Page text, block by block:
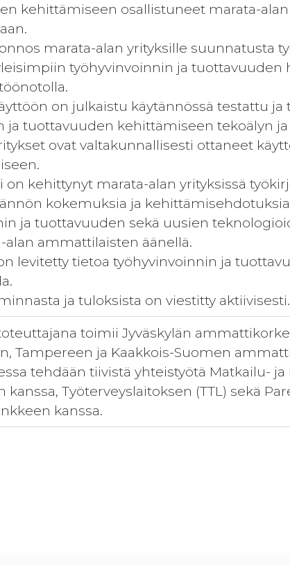
kehittämiseen osallistuneet marata-
marata-alan yrityksille suunnatusta
työhyvinvoinnin ja tuottavuuden
on julkaistu käytännössä testattu
ja tuottavuuden kehittämiseen tekoälyn
ovat valtakunnallisesti ottaneet
on kehittynyt marata-alan yrityksissä
kokemuksia ja
ja tuottavuuden sekä uusien
alan ammattilaisten äänellä.
levitetty tietoa työhyvinvoinnin ja
ja tuloksista on viestitty aktiivisesti.
toimii Jyväskylän
Tampereen ja Kaakkois-Suomen
tehdään tiivistä yhteistyötä Matkailu-
kanssa, Työterveyslaitoksen (TTL) sekä
kanssa.